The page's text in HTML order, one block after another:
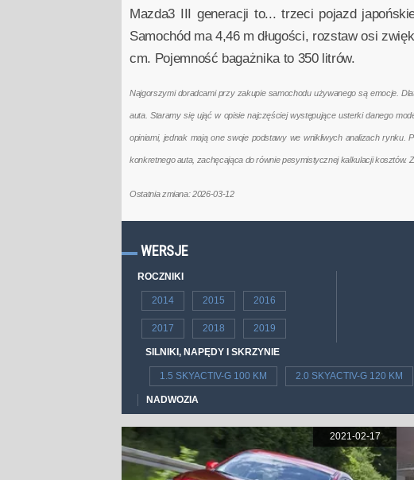
Mazda3 III generacji to... trzeci pojazd
Samochód ma 4,46 m długości, rozstaw osi
cm. Pojemność bagażnika to 350 litrów.
Najgorszymi doradcami przy zakupie samochodu używanego są emocje.
auta. Staramy się ująć w opisie najczęściej występujące usterki danego
opiniami, jednak mają one swoje podstawy we wnikliwych analizach
konkretnego auta, zachęcająca do równie pesymistycznej kalkulacji
Ostatnia zmiana: 2026-03-12
WERSJE
ROCZNIKI
2014 2015 2016
2017 2018 2019
SILNIKI, NAPĘDY I SKRZYNIE
1.5 SKYACTIV-G 100 KM 2.0 SKYACTIV-G 120 KM
NADWOZIA
2021-02-17